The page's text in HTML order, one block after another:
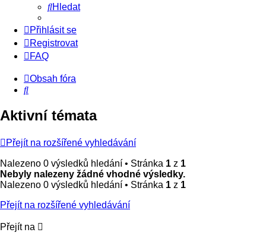
Hledat
Přihlásit se
Registrovat
FAQ
Obsah fóra
Hledat
Aktivní témata
Přejít na rozšířené vyhledávání
Nalezeno 0 výsledků hledání • Stránka 1 z 1
Nebyly nalezeny žádné vhodné výsledky.
Nalezeno 0 výsledků hledání • Stránka 1 z 1
Přejít na rozšířené vyhledávání
Přejít na